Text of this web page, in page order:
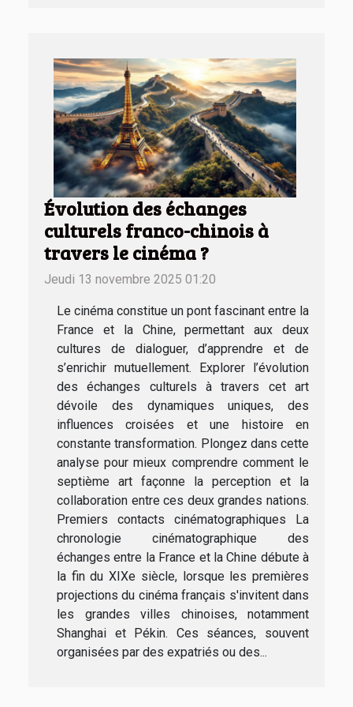
Évolution des échanges
culturels franco-chinois à
travers le cinéma ?
Jeudi 13 novembre 2025 01:20
Le cinéma constitue un pont fascinant entre la
France et la Chine, permettant aux deux
cultures de dialoguer, d’apprendre et de
s’enrichir mutuellement. Explorer l’évolution
des échanges culturels à travers cet art
dévoile des dynamiques uniques, des
influences croisées et une histoire en
constante transformation. Plongez dans cette
analyse pour mieux comprendre comment le
septième art façonne la perception et la
collaboration entre ces deux grandes nations.
Premiers contacts cinématographiques La
chronologie cinématographique des
échanges entre la France et la Chine débute à
la fin du XIXe siècle, lorsque les premières
projections du cinéma français s'invitent dans
les grandes villes chinoises, notamment
Shanghai et Pékin. Ces séances, souvent
organisées par des expatriés ou des...